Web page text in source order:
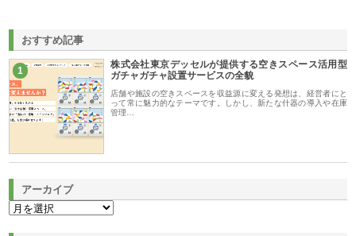
おすすめ記事
1
株式会社東京デッセルが提供する空きスペース活用型
ガチャガチャ設置サービスの全貌
店舗や施設の空きスペースを収益源に変える発想は、経営者にと
って常に魅力的なテーマです。しかし、新たな什器の導入や在庫
管理…
アーカイブ